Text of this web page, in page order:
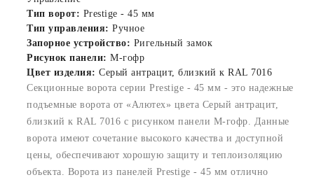
Тип ворот: Prestige - 45 мм
Тип управления: Ручное
Запорное устройство: Ригельный замок
Рисунок панели: M-гофр
Цвет изделия: Серый антрацит, близкий к RAL 7016
Секционные ворота серии Prestige - 45 мм - это надежные
подъемные ворота от «Алютех» цвета Серый антрацит,
близкий к RAL 7016 с рисунком панели M-гофр. Данные
ворота имеют сочетание высокого качества и доступной
цены, обеспечивают хорошую защиту и теплоизоляцию
объекта. Ворота из панелей Prestige - 45 мм отлично